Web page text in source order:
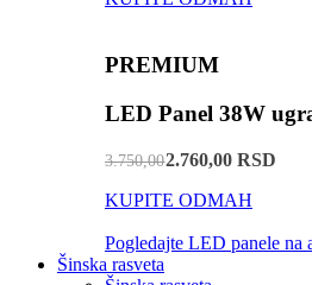
PREMIUM
LED Panel 38W
3.750,002.760,00 RSD
KUPITE ODMAH
Pogledajte LED panele na
Šinska rasveta